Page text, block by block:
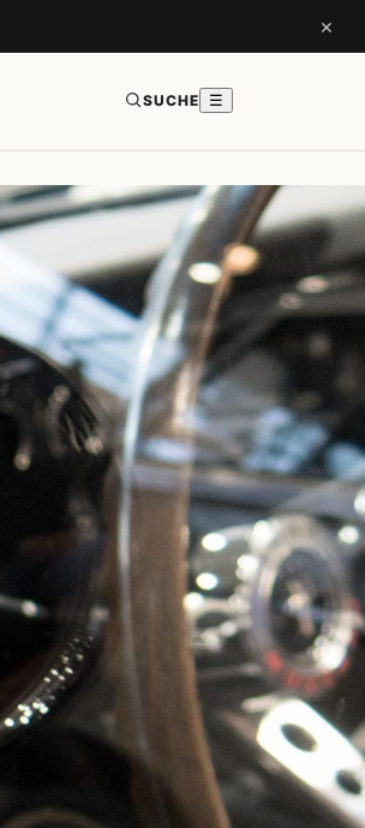
×
SUCHE ☰